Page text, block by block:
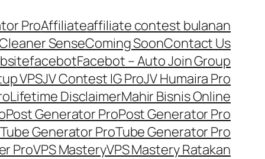
ProAffiliateaffiliate contest bulanan
SenseComing SoonContact Us
facebotFacebot – Auto Join Group
VPSJV Contest IG ProJV Humaira Pro
Lifetime DisclaimerMahir Bisnis Online
Post Generator ProPost Generator Pro
Tube Generator ProTube Generator Pro
ProVPS MasteryVPS Mastery Ratakan